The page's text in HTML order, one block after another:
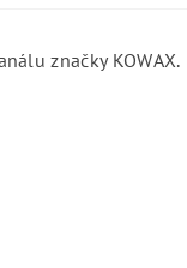
značky KOWAX.